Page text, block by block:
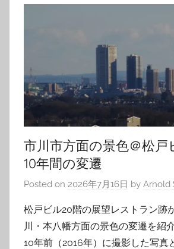
市川市方面の景色＠松戸
10年間の変遷
Posted on 2026年7月16日 by Arnold
松戸ビル20階の展望レストラン跡
川・本八幡方面の景色の変遷を紹
10年前（2016年）に撮影した写真